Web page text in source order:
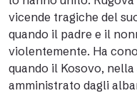
vicende tragiche del
quando il padre e il
violentemente. Ha
quando il Kosovo,
amministrato dagli